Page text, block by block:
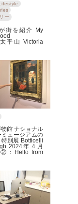
ー
街を紹介 My
平山 Victoria
館 ナショナル
ミュージアムの
別展 Botticelli
2024年４月
：Hello from